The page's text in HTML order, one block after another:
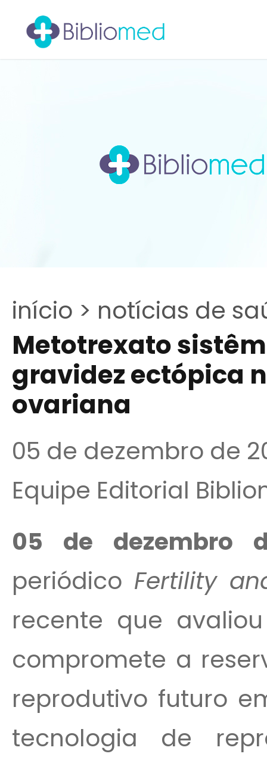
início > notícias de
Metotrexato
gravidez ectópica
ovariana
05 de dezembro de
Equipe Editorial
05 de dezembro
periódico Fertility
recente que
compromete a
reprodutivo futuro
tecnologia de